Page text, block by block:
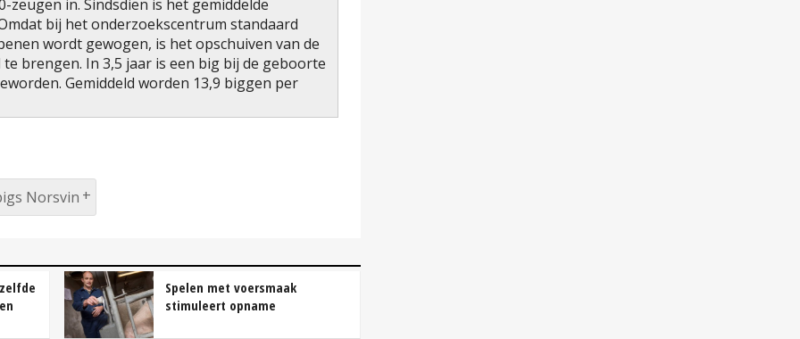
zeugen in. Sindsdien is het gemiddelde
bij het onderzoekscentrum standaard
wordt gewogen, is het opschuiven van de
brengen. In 3,5 jaar is een big bij de geboorte
Gemiddeld worden 13,9 biggen per
Norsvin
Spelen met voersmaak
stimuleert opname